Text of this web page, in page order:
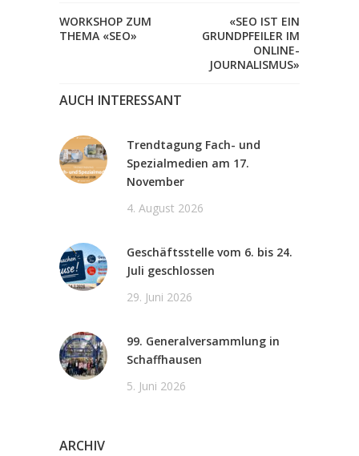
WORKSHOP ZUM
THEMA «SEO»
«SEO IST EIN
GRUNDPFEILER IM
ONLINE-
JOURNALISMUS»
AUCH INTERESSANT
Trendtagung Fach- und
Spezialmedien am 17.
November
4. August 2026
Geschäftsstelle vom 6. bis 24.
Juli geschlossen
29. Juni 2026
99. Generalversammlung in
Schaffhausen
5. Juni 2026
ARCHIV